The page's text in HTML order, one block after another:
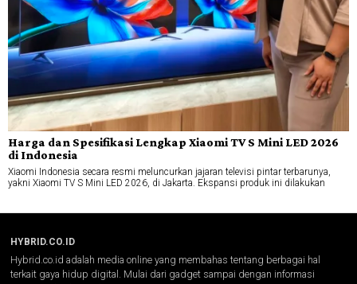
Harga dan Spesifikasi Lengkap Xiaomi TV S Mini LED 2026
di Indonesia
Xiaomi Indonesia secara resmi meluncurkan jajaran televisi pintar terbarunya,
yakni Xiaomi TV S Mini LED 2026, di Jakarta. Ekspansi produk ini dilakukan
HYBRID.CO.ID
Hybrid.co.id adalah media online yang membahas tentang berbagai hal
terkait gaya hidup digital. Mulai dari gadget sampai dengan informasi